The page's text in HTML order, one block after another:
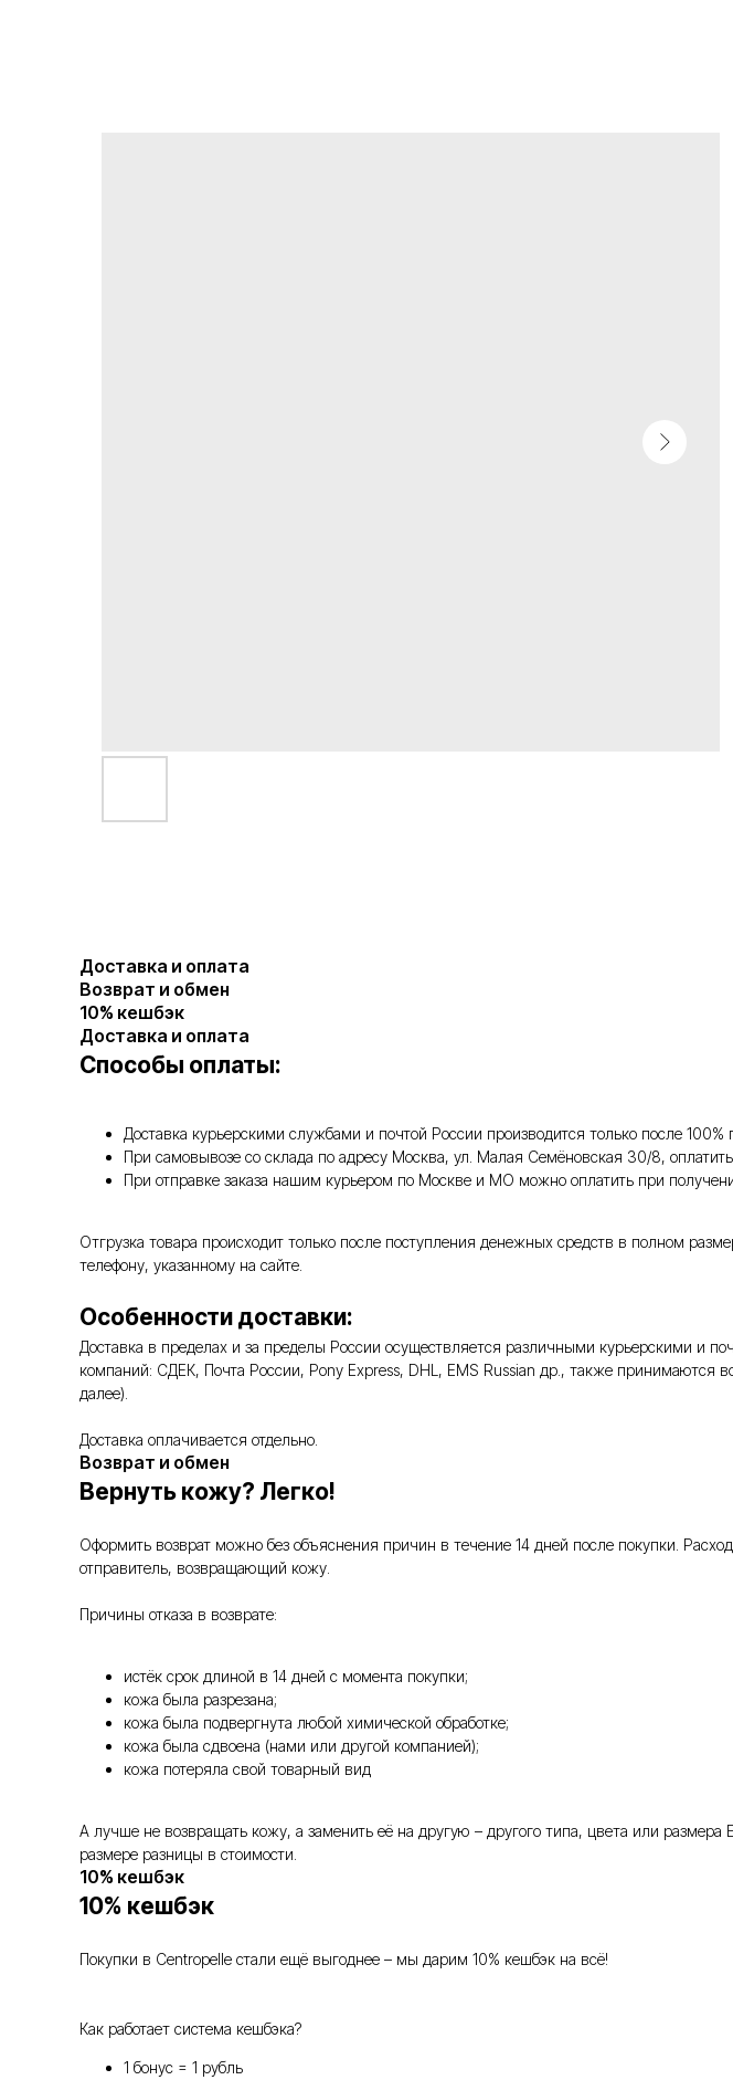
Доставка и оплата
Возврат и обмен
10% кешбэк
Доставка и оплата
Способы оплаты:
Доставка курьерскими службами и почтой России производится только после 100%
При самовывозе со склада по адресу Москва, ул. Малая Семёновская 30/8,
При отправке заказа нашим курьером по Москве и МО можно оплатить при
Отгрузка товара происходит только после поступления денежных средств в полном
телефону, указанному на сайте.
Особенности доставки:
Доставка в пределах и за пределы России осуществляется различными курьерскими
компаний: СДЕК, Почта России, Pony Express, DHL, EMS Russian др., также принимаются
далее).
Доставка оплачивается отдельно.
Возврат и обмен
Вернуть кожу? Легко!
Оформить возврат можно без объяснения причин в течение 14 дней после покупки.
отправитель, возвращающий кожу.
Причины отказа в возврате:
истёк срок длиной в 14 дней с момента покупки;
кожа была разрезана;
кожа была подвергнута любой химической обработке;
кожа была сдвоена (нами или другой компанией);
кожа потеряла свой товарный вид
А лучше не возвращать кожу, а заменить её на другую – другого типа, цвета или
размере разницы в стоимости.
10% кешбэк
10% кешбэк
Покупки в Centropelle стали ещё выгоднее – мы дарим 10% кешбэк на всё!
Как работает система кешбэка?
1 бонус = 1 рубль